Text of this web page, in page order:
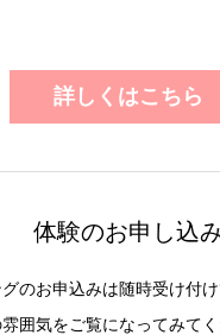
詳しくはこちら
体験のお申し込
のお申込みは随時受け付
囲気をご覧になってみてく